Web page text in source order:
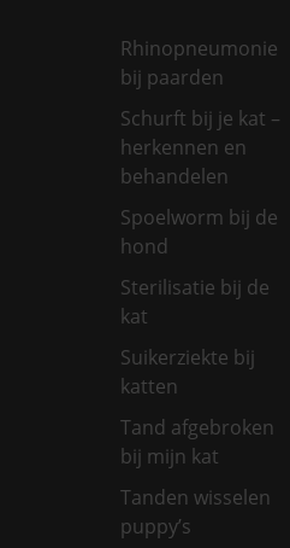
Rhinopneumonie
bij paarden
Schurft bij je kat –
herkennen en
behandelen
Spoelworm bij de
hond
Sterilisatie bij de
kat
Suikerziekte bij
katten
Tand afgebroken
bij mijn kat
Tanden wisselen
puppy’s